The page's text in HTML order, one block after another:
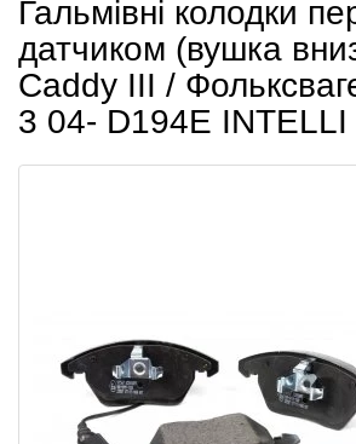
Гальмівні колодки
датчиком (вушка
Caddy III /
3 04- D194E INTELLI